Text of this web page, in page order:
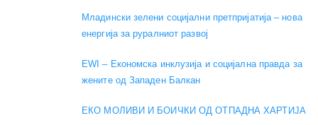
Младински зелени социјални претпријатија – нова
енергија за руралниот развој
EWI – Економска инклузија и социјална правда за
жените од Западен Балкан
ЕКО МОЛИВИ И БОИЧКИ ОД ОТПАДНА ХАРТИЈА